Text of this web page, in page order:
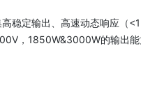
稳定输出、高速动态响应（
，1850W&3000W的输出